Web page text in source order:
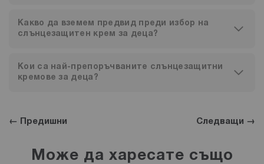
Какво да вземем предвид преди избор на
слънцезащитен крем за деца?
Кои са най-препоръчваните слънцезащитни
кремове за деца?
← Предишни Следващи →
Може да харесате също